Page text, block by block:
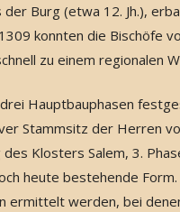
Burg (etwa 12. Jh.),
konnten die Bischöfe
zu einem regionalen
Hauptbauphasen
Stammsitz der Herren
Klosters Salem, 3.
heute bestehende
ermittelt werden, bei